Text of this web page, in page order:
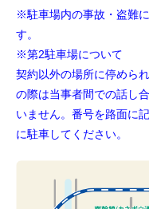
※駐車場内の事故・盗難
す。
※第2駐車場について
契約以外の場所に停めら
の際は当事者間での話し
いません。番号を路面に
に駐車してください。